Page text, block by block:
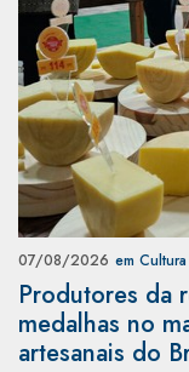
07/08/2026 em Cultura
Produtores da
medalhas no
artesanais do